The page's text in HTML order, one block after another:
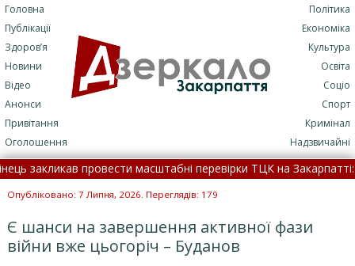
Головна
Публікації
Здоров’я
Новини
Відео
Анонси
Привітання
Оголошення
Політика
Економіка
Культура
Освіта
Соціо
Спорт
Кримінал
Надзвичайні
провести масштабні перевірки ТЦК на Закарпатті:
сумна звістка про втрату серед закарпатських
Опубліковано: 7 Липня, 2026. Переглядів: 179
Є шанси на завершення активної фази
війни вже цьогоріч – Буданов